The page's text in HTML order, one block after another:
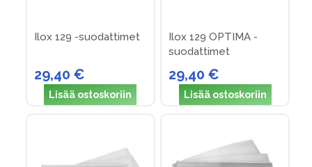
Ilox 129 -suodattimet
29,40 €
Lisää ostoskoriin
Ilox 129 OPTIMA -
suodattimet
29,40 €
Lisää ostoskoriin